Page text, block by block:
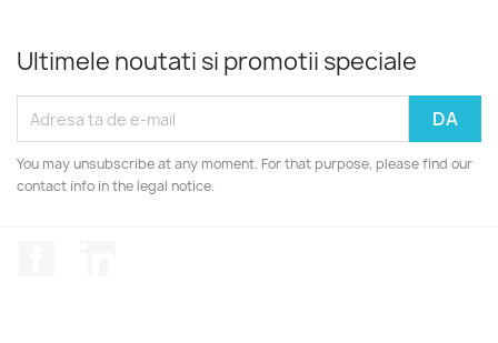
Ultimele noutati si promotii speciale
You may unsubscribe at any moment. For that purpose, please find our
contact info in the legal notice.